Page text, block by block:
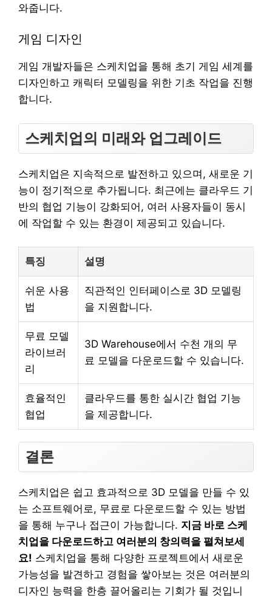
와줍니다.
게임 디자인
게임 개발자들은 스케치업을 통해 초기 게임 세계를
디자인하고 캐릭터 모델링을 위한 기초 작업을 진행
합니다.
스케치업의 미래와 업그레이드
스케치업은 지속적으로 발전하고 있으며, 새로운 기
능이 정기적으로 추가됩니다. 최근에는 클라우드 기
반의 협업 기능이 강화되어, 여러 사용자들이 동시
에 작업할 수 있는 환경이 제공되고 있습니다.
특징 설명
쉬운 사용
법
직관적인 인터페이스로 3D 모델링
을 지원합니다.
무료 모델
라이브러
리
3D Warehouse에서 수천 개의 무
료 모델을 다운로드할 수 있습니다.
효율적인
협업
클라우드를 통한 실시간 협업 기능
을 제공합니다.
결론
스케치업은 쉽고 효과적으로 3D 모델을 만들 수 있
는 소프트웨어로, 무료로 다운로드할 수 있는 방법
을 통해 누구나 접근이 가능합니다. 지금 바로 스케
치업을 다운로드하고 여러분의 창의력을 펼쳐보세
요! 스케치업을 통해 다양한 프로젝트에서 새로운
가능성을 발견하고 경험을 쌓아보는 것은 여러분의
디자인 능력을 한층 끌어올리는 기회가 될 것입니